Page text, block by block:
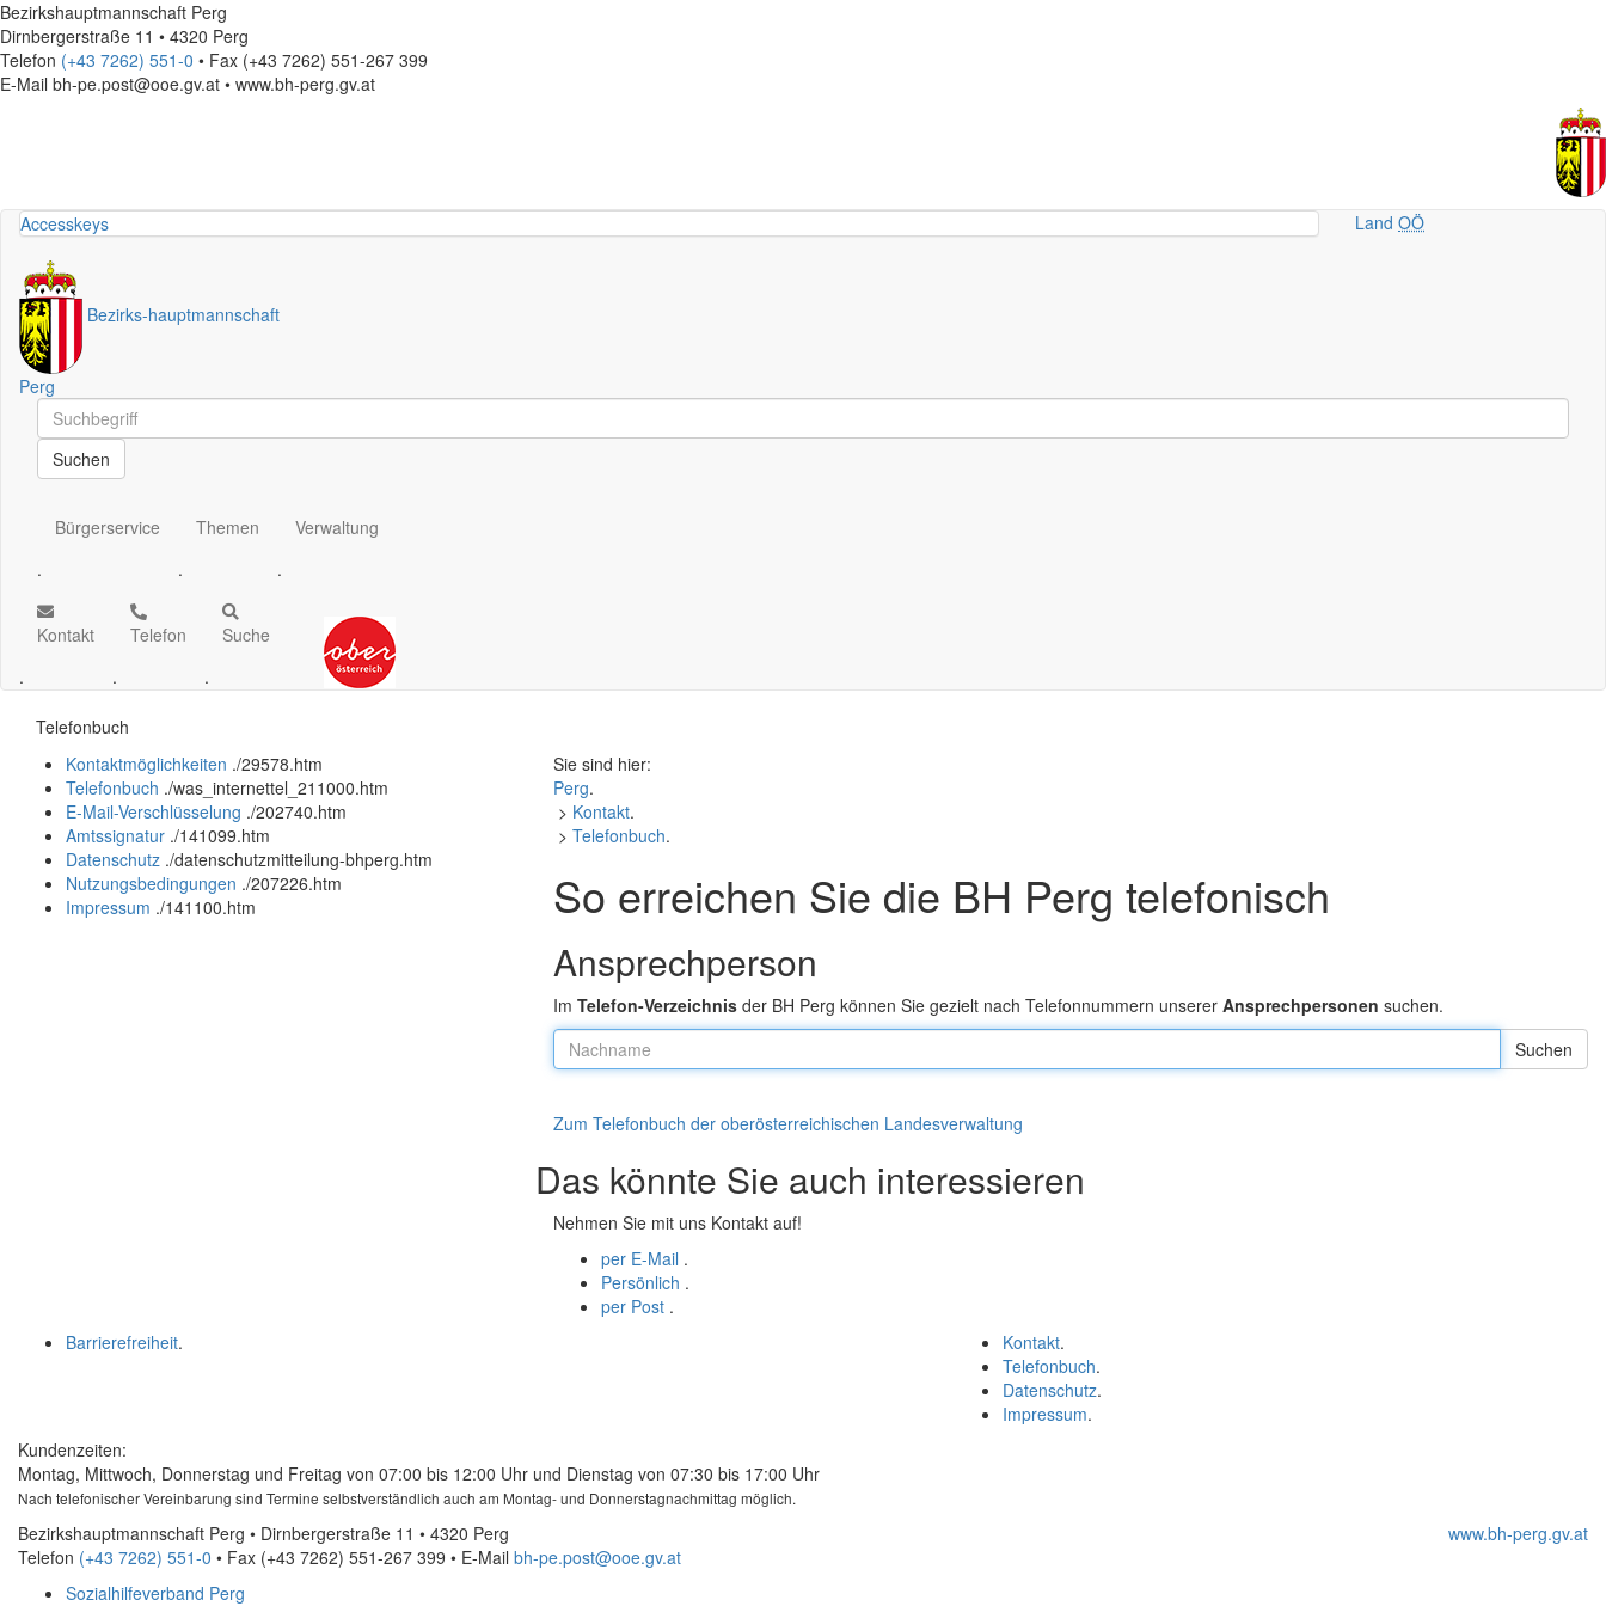
Bezirkshauptmannschaft Perg
Dirnbergerstraße 11 • 4320 Perg
Telefon (+43 7262) 551-0 • Fax (+43 7262) 551-267 399
E-Mail bh-pe.post@ooe.gv.at • www.bh-perg.gv.at
Accesskeys LandOÖ
Bezirks-hauptmannschaft
Perg
Schnellsuche
Schnellsuche
Suchen
Bürgerservice
.
Themen
.
Verwaltung
.
Kontakt
.
Telefon
.
Suche
.
Telefonbuch
Kontaktmöglichkeiten ./29578.htm
Telefonbuch ./was_internettel_211000.htm
E-Mail-Verschlüsselung ./202740.htm
Amtssignatur ./141099.htm
Datenschutz ./datenschutzmitteilung-bhperg.htm
Nutzungsbedingungen ./207226.htm
Impressum ./141100.htm
Sie sind hier:
Perg.
> Kontakt.
> Telefonbuch.
So erreichen Sie die BH Perg telefonisch
Ansprechperson
Im Telefon-Verzeichnis der BH Perg können Sie gezielt nach Telefonnummern unserer Ansprechpersonen suchen.
Nachname:
Zum Telefonbuch der oberösterreichischen Landesverwaltung
Das könnte Sie auch interessieren
Nehmen Sie mit uns Kontakt auf!
per E-Mail .
Persönlich .
per Post .
Kontakt.
Telefonbuch.
Datenschutz.
Impressum.
Barrierefreiheit.
Kundenzeiten:
Montag, Mittwoch, Donnerstag und Freitag von 07:00 bis 12:00 Uhr und Dienstag von 07:30 bis 17:00 Uhr
Nach telefonischer Vereinbarung sind Termine selbstverständlich auch am Montag- und Donnerstagnachmittag möglich.
Bezirkshauptmannschaft Perg • Dirnbergerstraße 11 • 4320 Perg
Telefon (+43 7262) 551-0 • Fax (+43 7262) 551-267 399 • E-Mail bh-pe.post@ooe.gv.at
www.bh-perg.gv.at
Sozialhilfeverband Perg